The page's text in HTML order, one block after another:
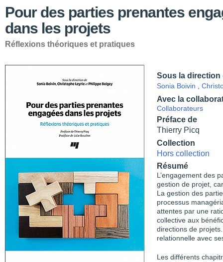
Pour des parties prenantes
dans les projets
Réflexions théoriques et pratiques
Sous la direction
Sonia Boivin
Avec la
Collaborateurs
Préface de
Thierry Picq
Collection
Hors collection
Résumé
L’engagement des
gestion de projet,
La gestion des
processus
attentes par une
collective aux
directions de
relationnelle avec
Les différents